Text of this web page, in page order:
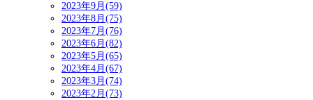
2023年9月(59)
2023年8月(75)
2023年7月(76)
2023年6月(82)
2023年5月(65)
2023年4月(67)
2023年3月(74)
2023年2月(73)